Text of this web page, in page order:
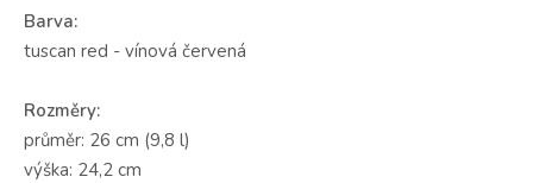
Barva:
tuscan red - vínová červená
Rozměry:
průměr: 26 cm (9,8 l)
výška: 24,2 cm